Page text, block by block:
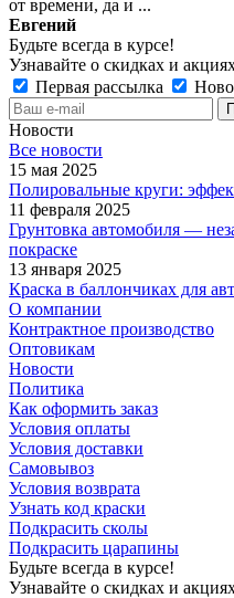
от времени, да и ...
Евгений
Будьте всегда в курсе!
Узнавайте о скидках и
Первая рассылка
Новости
Все новости
15 мая 2025
Полировальные круги:
11 февраля 2025
Грунтовка автомобиля —
покраске
13 января 2025
Краска в баллончиках для
О компании
Контрактное производство
Оптовикам
Новости
Политика
Как оформить заказ
Условия оплаты
Условия доставки
Самовывоз
Условия возврата
Узнать код краски
Подкрасить сколы
Подкрасить царапины
Будьте всегда в курсе!
Узнавайте о скидках и